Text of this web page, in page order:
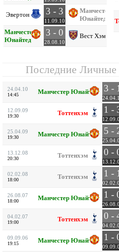
Эвертон 3 - 3
11.09.10
Манчестер
Юнайтед
Манчестер
Юнайтед
3 - 0
28.08.10
Вест Хэм
Последние Личные
24.04.10
14:45 Манчестер Юнайтед 3 - 1
12.09.09
19:30 Тоттенхэм 1 -
25.04.09
19:30 Манчестер Юнайтед 5 -
13.12.08
20:30 Тоттенхэм 0 -
02.02.08
18:00 Тоттенхэм 1 - 1
26.08.07
18:00 Манчестер Юнайтед 1 -
04.02.07
19:00 Тоттенхэм 0 -
09.09.06
19:15 Манчестер Юнайтед 1 -